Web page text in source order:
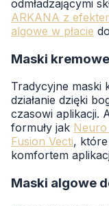
odmładzającymi
ARKANA z
algowe w płacie
Maski
Tradycyjne maski
działanie dzięki
czasowi aplikacji.
formuły jak Neuro
Fusion Vecti, które
komfortem
Maski algowe